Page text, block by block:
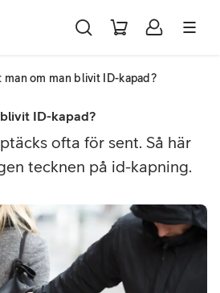
man om man blivit ID-kapad?
ID-kapad?
ofta för sent. Så här
tecknen på id-kapning.